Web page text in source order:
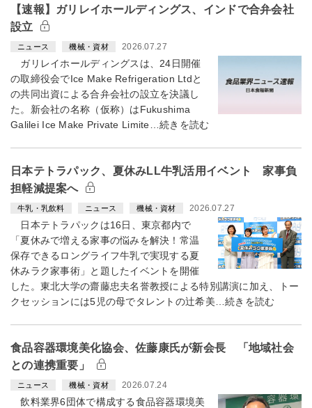
【速報】ガリレイホールディングス、インドで合弁会社
設立
ニュース 機械・資材 2026.07.27
ガリレイホールディングスは、24日開催
の取締役会でIce Make Refrigeration Ltdと
の共同出資による合弁会社の設立を決議し
た。新会社の名称（仮称）はFukushima
Galilei Ice Make Private Limite…続きを読む
日本テトラパック、夏休みLL牛乳活用イベント 家事負
担軽減提案へ
牛乳・乳飲料 ニュース 機械・資材 2026.07.27
日本テトラパックは16日、東京都内で
「夏休みで増える家事の悩みを解決！常温
保存できるロングライフ牛乳で実現する夏
休みラク家事術」と題したイベントを開催
した。東北大学の齋藤忠夫名誉教授による特別講演に加え、トー
クセッションには5児の母でタレントの辻希美…続きを読む
食品容器環境美化協会、佐藤康氏が新会長 「地域社会
との連携重要」
ニュース 機械・資材 2026.07.24
飲料業界6団体で構成する食品容器環境美